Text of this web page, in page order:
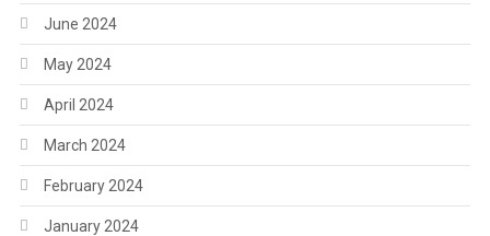
June 2024
May 2024
April 2024
March 2024
February 2024
January 2024